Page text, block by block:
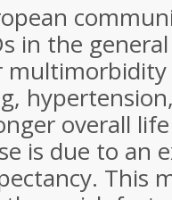
in the
overall
is due to an
This